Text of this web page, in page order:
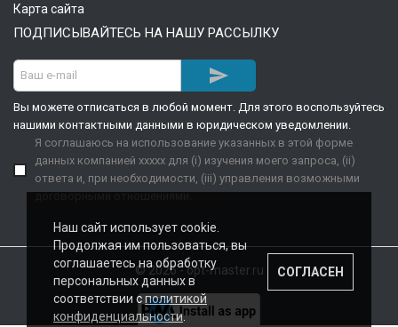
Карта сайта
ПОДПИСЫВАЙТЕСЬ НА НАШУ РАССЫЛКУ

Вы можете отписаться в любой момент. Для этого воспользуйтесь
нашими контактными данными в юридическом уведомлении.
Я соглашаюсь на использование указанных в этой форме
данных компанией xxxxx для (i) изучения моего запроса, (ii)
ответа и, при необходимости, (iii) управления возможными
договорными отношениями.
© 2026 - opt-master.ru
Наш сайт использует cookie.
Продолжая им пользоваться, вы
соглашаетесь на обработку
персональных данных в
соответствии сполитикой
конфиденциальности.
СОГЛАСЕН